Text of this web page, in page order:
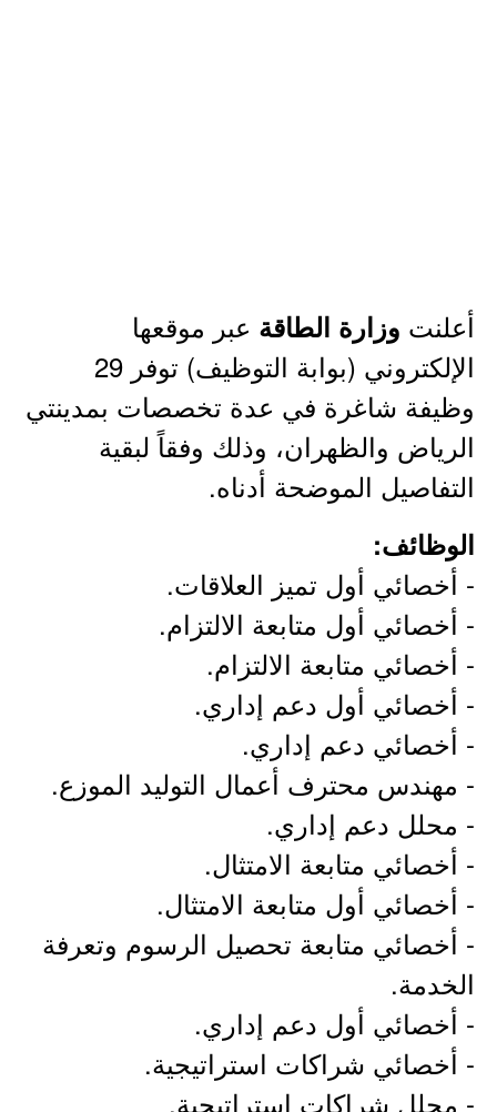
أعلنت وزارة الطاقة عبر موقعها
الإلكتروني (بوابة التوظيف) توفر 29
وظيفة شاغرة في عدة تخصصات بمدينتي
الرياض والظهران، وذلك وفقاً لبقية
التفاصيل الموضحة أدناه.
الوظائف:
- أخصائي أول تميز العلاقات.
- أخصائي أول متابعة الالتزام.
- أخصائي متابعة الالتزام.
- أخصائي أول دعم إداري.
- أخصائي دعم إداري.
- مهندس محترف أعمال التوليد الموزع.
- محلل دعم إداري.
- أخصائي متابعة الامتثال.
- أخصائي أول متابعة الامتثال.
- أخصائي متابعة تحصيل الرسوم وتعرفة
الخدمة.
- أخصائي أول دعم إداري.
- أخصائي شراكات استراتيجية.
- محلل شراكات استراتيجية.